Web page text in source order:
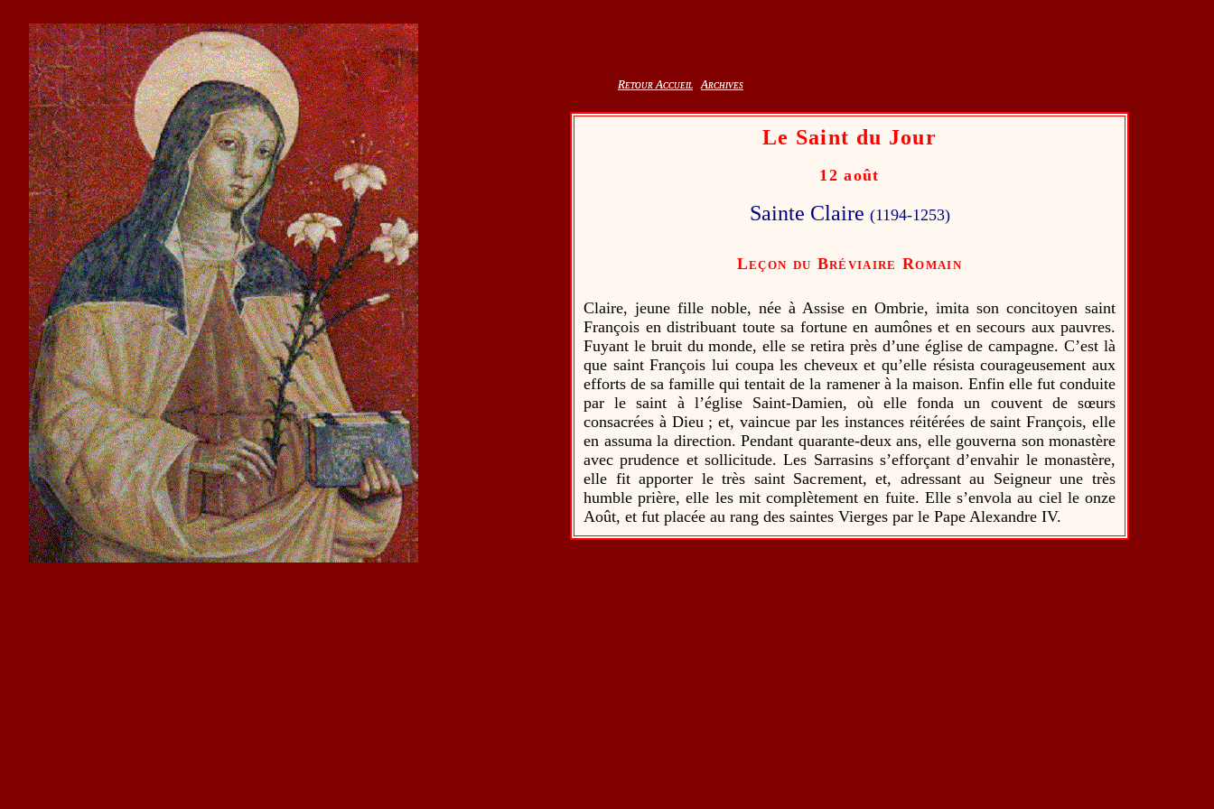
Retour Accueil Archives
Retour Accueil Archives
Le Saint du Jour
12 août
Sainte Claire (1194-1253)
Leçon du Bréviaire Romain
Claire, jeune fille noble, née à Assise en Ombrie, imita son concitoyen saint
François en distribuant toute sa fortune en aumônes et en secours aux pauvres.
Fuyant le bruit du monde, elle se retira près d’une église de campagne. C’est là
que saint François lui coupa les cheveux et qu’elle résista courageusement aux
efforts de sa famille qui tentait de la ramener à la maison. Enfin elle fut conduite
par le saint à l’église Saint-Damien, où elle fonda un couvent de sœurs
consacrées à Dieu ; et, vaincue par les instances réitérées de saint François, elle
en assuma la direction. Pendant quarante-deux ans, elle gouverna son monastère
avec prudence et sollicitude. Les Sarrasins s’efforçant d’envahir le monastère,
elle fit apporter le très saint Sacrement, et, adressant au Seigneur une très
humble prière, elle les mit complètement en fuite. Elle s’envola au ciel le onze
Août, et fut placée au rang des saintes Vierges par le Pape Alexandre IV.